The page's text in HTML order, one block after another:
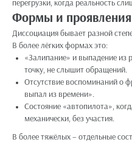
перегрузки, когда реальность
Формы и
Диссоциация бывает разной
В более лёгких формах это:​
«Залипание» и выпадение из
точку, не слышит обращений.
Отсутствие воспоминаний о
выпал из времени».
Состояние «автопилота»,
механически, без участия.
В более тяжёлых – отдельные